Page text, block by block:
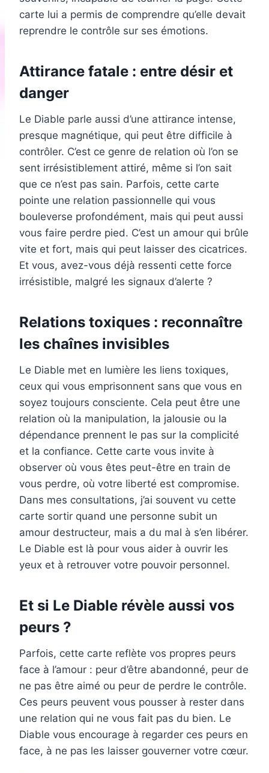
carte lui a permis de comprendre qu’elle devait
reprendre le contrôle sur ses émotions.
Attirance fatale : entre désir et
danger
Le Diable parle aussi d’une attirance intense,
presque magnétique, qui peut être difficile à
contrôler. C’est ce genre de relation où l’on se
sent irrésistiblement attiré, même si l’on sait
que ce n’est pas sain. Parfois, cette carte
pointe une relation passionnelle qui vous
bouleverse profondément, mais qui peut aussi
vous faire perdre pied. C’est un amour qui brûle
vite et fort, mais qui peut laisser des cicatrices.
Et vous, avez-vous déjà ressenti cette force
irrésistible, malgré les signaux d’alerte ?
Relations toxiques : reconnaître
les chaînes invisibles
Le Diable met en lumière les liens toxiques,
ceux qui vous emprisonnent sans que vous en
soyez toujours consciente. Cela peut être une
relation où la manipulation, la jalousie ou la
dépendance prennent le pas sur la complicité
et la confiance. Cette carte vous invite à
observer où vous êtes peut-être en train de
vous perdre, où votre liberté est compromise.
Dans mes consultations, j’ai souvent vu cette
carte sortir quand une personne subit un
amour destructeur, mais a du mal à s’en libérer.
Le Diable est là pour vous aider à ouvrir les
yeux et à retrouver votre pouvoir personnel.
Et si Le Diable révèle aussi vos
peurs ?
Parfois, cette carte reflète vos propres peurs
face à l’amour : peur d’être abandonné, peur de
ne pas être aimé ou peur de perdre le contrôle.
Ces peurs peuvent vous pousser à rester dans
une relation qui ne vous fait pas du bien. Le
Diable vous encourage à regarder ces peurs en
face, à ne pas les laisser gouverner votre cœur.